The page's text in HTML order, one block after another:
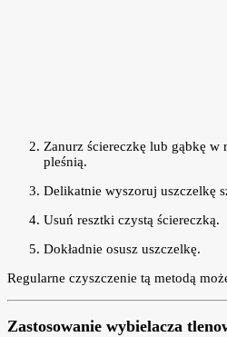
Zanurz ściereczkę lub gąbkę w
pleśnią.
Delikatnie wyszoruj uszczelkę
Usuń resztki czystą ściereczką.
Dokładnie osusz uszczelkę.
Regularne czyszczenie tą metodą
Zastosowanie wybielacza